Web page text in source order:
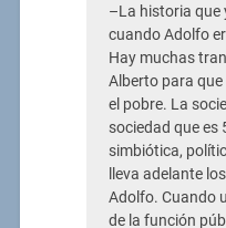
–La historia que
cuando Adolfo
Hay muchas
Alberto para
el pobre. La
sociedad que es
simbiótica,
lleva adelante
Adolfo. Cuando
de la función